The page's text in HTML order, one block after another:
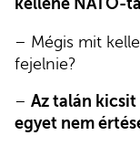
– Mégis mit
fejelnie?
– Az talán
egyet nem